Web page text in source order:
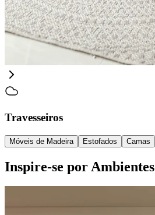
Travesseiros
Móveis de Madeira Estofados Camas
Inspire-se por Ambientes